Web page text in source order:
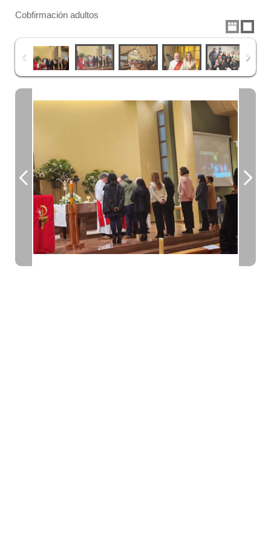
Cobfirmación adultos